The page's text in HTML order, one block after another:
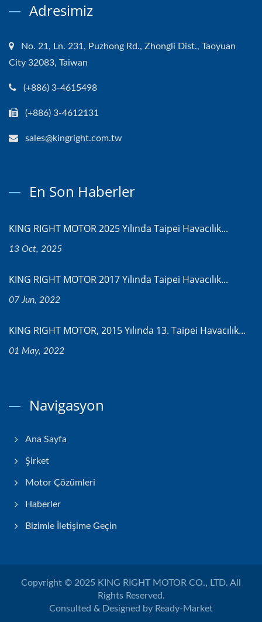
Adresimiz
No. 21, Ln. 231, Puzhong Rd., Zhongli Dist., Taoyuan
City 32083, Taiwan
(+886) 3-4615498
(+886) 3-4612131
sales@kingright.com.tw
En Son Haberler
KING RIGHT MOTOR 2025 Yılında Taipei Havacılık...
13 Oct, 2025
KING RIGHT MOTOR 2017 Yılında Taipei Havacılık...
07 Jun, 2022
KING RIGHT MOTOR, 2015 Yılında 13. Taipei Havacılık...
01 May, 2022
Navigasyon
Ana Sayfa
Şirket
Motor Çözümleri
Haberler
Bizimle İletişime Geçin
Copyright © 2025 KING RIGHT MOTOR CO., LTD. All
Rights Reserved.
Consulted & Designed by Ready-Market